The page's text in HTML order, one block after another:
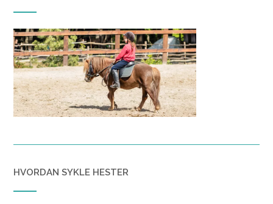
HVORDAN SYKLE HESTER